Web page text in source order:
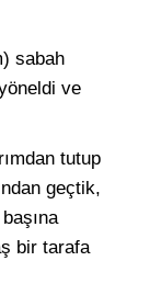
sabah
ve
tutup
geçtik,
bir ta­rafa